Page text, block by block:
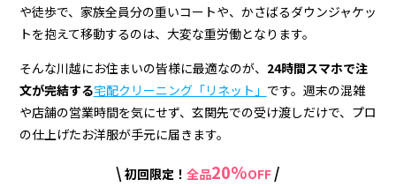
や徒歩で、家族全員分の重いコートや、かさばるダウンジャケッ
トを抱えて移動するのは、大変な重労働となります。
そんな川越にお住まいの皆様に最適なのが、 24時間スマホで注
文が完結する宅配クリーニング「リネット」 です。週末の混雑
や店舗の営業時間を気にせず、玄関先での受け渡しだけで、プロ
の仕上げたお洋服が手元に届きます。
\ 初回限定！ 全品20%OFF /